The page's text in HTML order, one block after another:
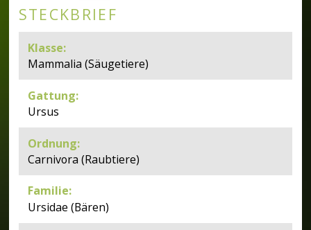
STECKBRIEF
Klasse:
Mammalia (Säugetiere)
Gattung:
Ursus
Ordnung:
Carnivora (Raubtiere)
Familie:
Ursidae (Bären)